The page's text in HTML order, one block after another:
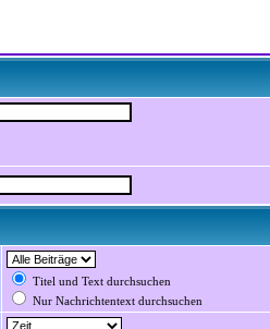
Titel und Text durchsuchen
Nur Nachrichtentext durchsuchen